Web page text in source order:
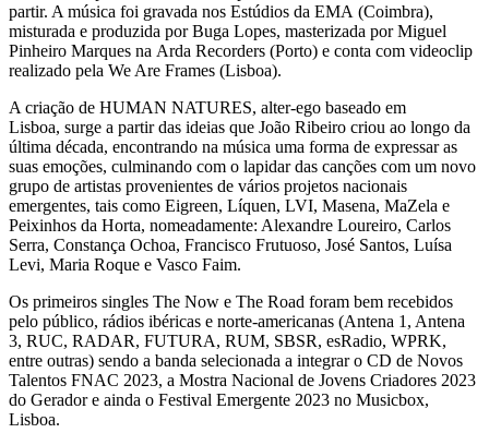
partir. A música foi gravada nos Estúdios da EMA (Coimbra),
misturada e produzida por Buga Lopes, masterizada por Miguel
Pinheiro Marques na Arda Recorders (Porto) e conta com videoclip
realizado pela We Are Frames (Lisboa).
A criação de HUMAN NATURES, alter-ego baseado em
Lisboa, surge a partir das ideias que João Ribeiro criou ao longo da
última década, encontrando na música uma forma de expressar as
suas emoções, culminando com o lapidar das canções com um novo
grupo de artistas provenientes de vários projetos nacionais
emergentes, tais como Eigreen, Líquen, LVI, Masena, MaZela e
Peixinhos da Horta, nomeadamente: Alexandre Loureiro, Carlos
Serra, Constança Ochoa, Francisco Frutuoso, José Santos, Luísa
Levi, Maria Roque e Vasco Faim.
Os primeiros singles The Now e The Road foram bem recebidos
pelo público, rádios ibéricas e norte-americanas (Antena 1, Antena
3, RUC, RADAR, FUTURA, RUM, SBSR, esRadio, WPRK,
entre outras) sendo a banda selecionada a integrar o CD de Novos
Talentos FNAC 2023, a Mostra Nacional de Jovens Criadores 2023
do Gerador e ainda o Festival Emergente 2023 no Musicbox,
Lisboa.